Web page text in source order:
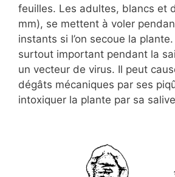
feuilles. Les adultes, blancs et
mm), se mettent à voler
instants si l’on secoue la
surtout important pendant la
un vecteur de virus. Il peut
dégâts mécaniques par ses
intoxiquer la plante par sa